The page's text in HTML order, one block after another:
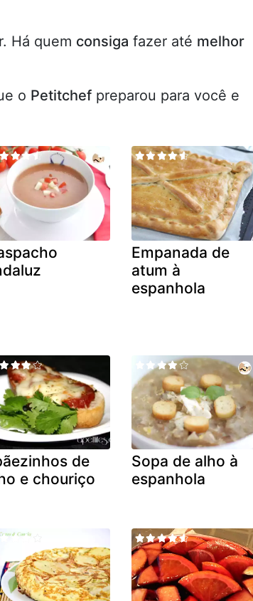
Há quem consiga fazer até melhor
o Petitchef preparou para você e
Empanada de
atum à
espanhola
de
e chouriço
Sopa de alho à
espanhola